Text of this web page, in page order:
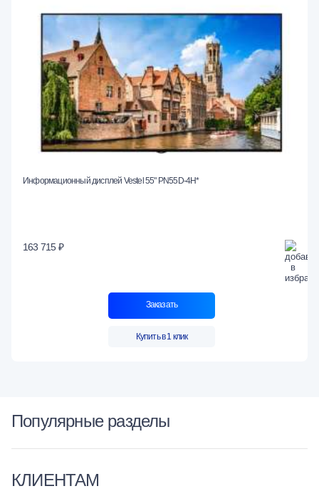
Информационный дисплей Vestel 55" PN55D-4H*
163 715 ₽
Заказать
Купить в 1 клик
Популярные разделы
КЛИЕНТАМ